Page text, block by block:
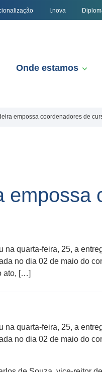
I.nova
Onde estamos
empossa coordenadores de
empossa
na quarta-feira, 25, a
no dia 02 de maio do
ato, […]
na quarta-feira, 25, a
no dia 02 de maio do